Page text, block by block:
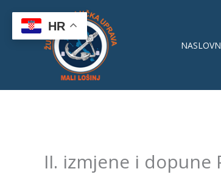
content
II. izmjene i dopune
HR